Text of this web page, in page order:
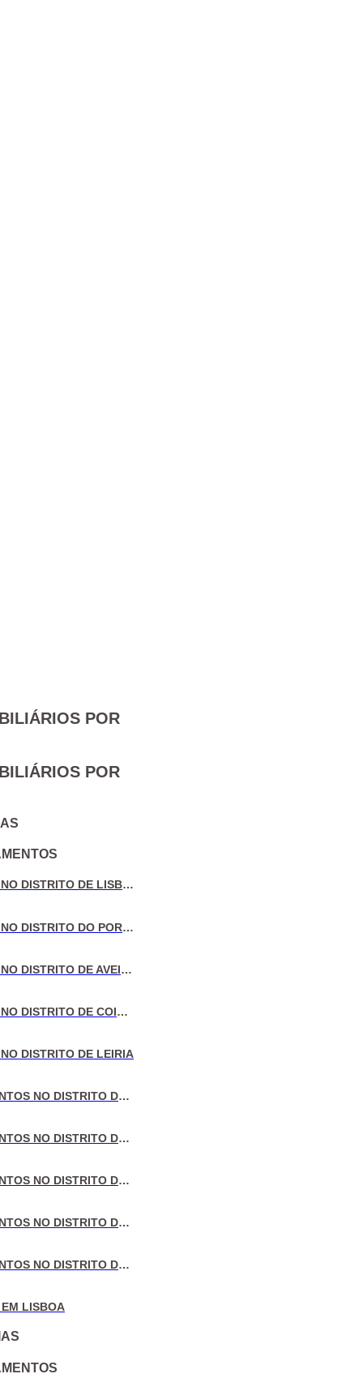
POR
POR
VENDA DE MORADIAS NO DISTRITO DE LISBOA
VENDA DE MORADIAS NO DISTRITO DO PORTO
VENDA DE MORADIAS NO DISTRITO DE AVEIRO
VENDA DE MORADIAS NO DISTRITO DE COIMBRA
DISTRITO DE LEIRIA
VENDA DE APARTAMENTOS NO DISTRITO DE LISBOA
VENDA DE APARTAMENTOS NO DISTRITO DO PORTO
VENDA DE APARTAMENTOS NO DISTRITO DE AVEIRO
VENDA DE APARTAMENTOS NO DISTRITO DE COIMBRA
VENDA DE APARTAMENTOS NO DISTRITO DE LEIRIA
LISBOA